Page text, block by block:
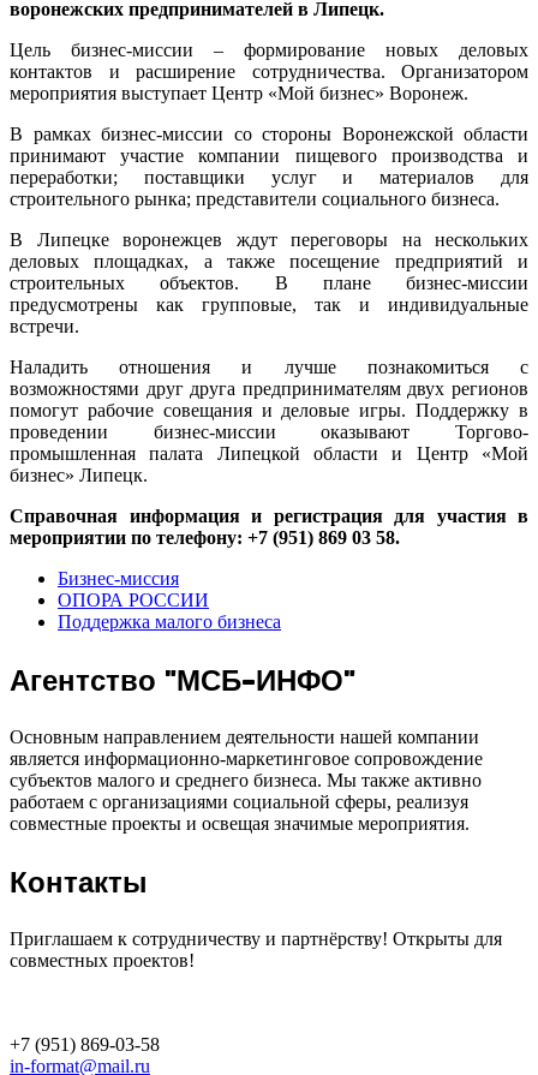
воронежских предпринимателей в Липецк.
Цель бизнес-миссии – формирование новых деловых
контактов и расширение сотрудничества. Организатором
мероприятия выступает Центр «Мой бизнес» Воронеж.
В рамках бизнес-миссии со стороны Воронежской области
принимают участие компании пищевого производства и
переработки; поставщики услуг и материалов для
строительного рынка; представители социального бизнеса.
В Липецке воронежцев ждут переговоры на нескольких
деловых площадках, а также посещение предприятий и
строительных объектов. В плане бизнес-миссии
предусмотрены как групповые, так и индивидуальные
встречи.
Наладить отношения и лучше познакомиться с
возможностями друг друга предпринимателям двух регионов
помогут рабочие совещания и деловые игры. Поддержку в
проведении бизнес-миссии оказывают Торгово-
промышленная палата Липецкой области и Центр «Мой
бизнес» Липецк.
Справочная информация и регистрация для участия в
мероприятии по телефону: +7 (951) 869 03 58.
Бизнес-миссия
ОПОРА РОССИИ
Поддержка малого бизнеса
Агентство "МСБ-ИНФО"
Основным направлением деятельности нашей компании
является информационно-маркетинговое сопровождение
субъектов малого и среднего бизнеса. Мы также активно
работаем с организациями социальной сферы, реализуя
совместные проекты и освещая значимые мероприятия.
Контакты
Приглашаем к сотрудничеству и партнёрству! Открыты для
совместных проектов!
+7 (951) 869-03-58
in-format@mail.ru